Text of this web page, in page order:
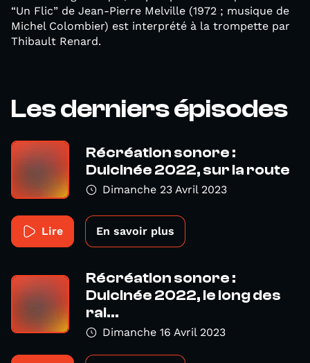
“Un Flic” de Jean-Pierre Melville (1972 ; musique de
Michel Colombier) est interprété à la trompette par
Thibault Renard.
Les derniers épisodes
Récréation sonore :
Dulcinée 2022, sur la route
Dimanche 23 Avril 2023
Lire En savoir plus
Récréation sonore :
Dulcinée 2022, le long des
rai...
Dimanche 16 Avril 2023